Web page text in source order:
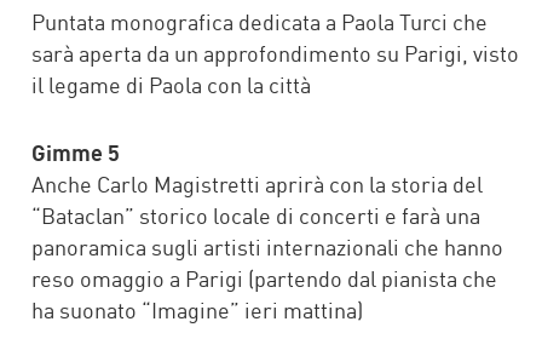
Puntata monografica dedicata a Paola Turci che
sarà aperta da un approfondimento su Parigi, visto
il legame di Paola con la città
Gimme 5
Anche Carlo Magistretti aprirà con la storia del
“Bataclan” storico locale di concerti e farà una
panoramica sugli artisti internazionali che hanno
reso omaggio a Parigi (partendo dal pianista che
ha suonato “Imagine” ieri mattina)